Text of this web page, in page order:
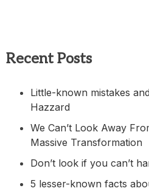
Recent Posts
Little-known mistakes
Hazzard
We Can’t Look Away
Massive Transformation
Don’t look if you can’t
5 lesser-known facts